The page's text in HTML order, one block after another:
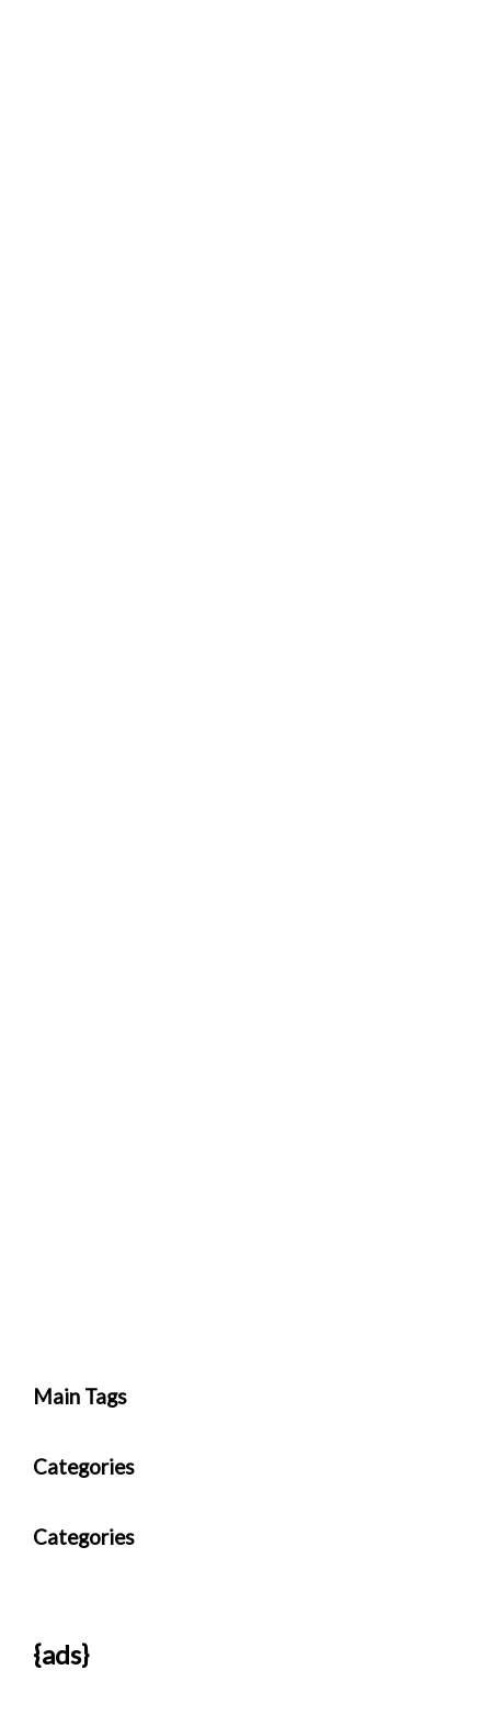
Main Tags
Categories
Categories
{ads}